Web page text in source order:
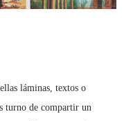
láminas, textos o
turno de compartir un